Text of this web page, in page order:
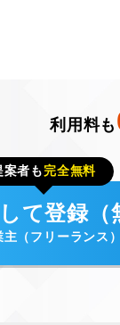
利用料も
案者も 完全無料
て登録（
（フリーランス